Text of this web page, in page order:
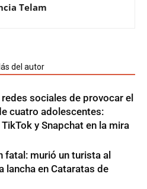
Telam
del autor
redes sociales de provocar el
cuatro adolescentes:
TikTok y Snapchat en la mira
fatal: murió un turista al
lancha en Cataratas de